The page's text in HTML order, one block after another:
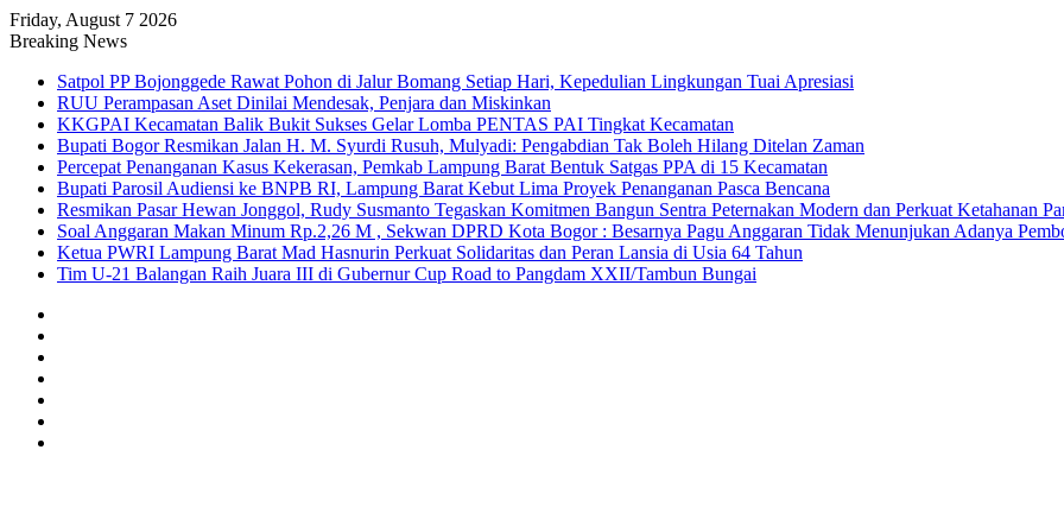
Friday, August 7 2026
Breaking News
Satpol PP Bojonggede Rawat Pohon di Jalur Bomang Setiap Hari, Kepedulian Lingkungan Tuai Apresiasi
RUU Perampasan Aset Dinilai Mendesak, Penjara dan Miskinkan
KKGPAI Kecamatan Balik Bukit Sukses Gelar Lomba PENTAS PAI Tingkat Kecamatan
Bupati Bogor Resmikan Jalan H. M. Syurdi Rusuh, Mulyadi: Pengabdian Tak Boleh Hilang Ditelan Zaman
Percepat Penanganan Kasus Kekerasan, Pemkab Lampung Barat Bentuk Satgas PPA di 15 Kecamatan
Bupati Parosil Audiensi ke BNPB RI, Lampung Barat Kebut Lima Proyek Penanganan Pasca Bencana
Resmikan Pasar Hewan Jonggol, Rudy Susmanto Tegaskan Komitmen Bangun Sentra Peternakan Modern dan Perkuat Ketahanan
Soal Anggaran Makan Minum Rp.2,26 M , Sekwan DPRD Kota Bogor : Besarnya Pagu Anggaran Tidak Menunjukan Adanya
Ketua PWRI Lampung Barat Mad Hasnurin Perkuat Solidaritas dan Peran Lansia di Usia 64 Tahun
Tim U-21 Balangan Raih Juara III di Gubernur Cup Road to Pangdam XXII/Tambun Bungai